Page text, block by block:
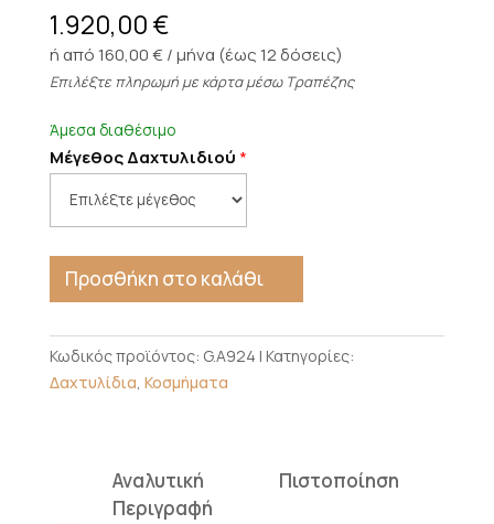
1.920,00€
ή από 160,00 € / μήνα (έως 12 δόσεις)
Επιλέξτε πληρωμή με κάρτα μέσω Τραπέζης
Άμεσα διαθέσιμο
Μέγεθος Δαχτυλιδιού *
Προσθήκη στο καλάθι
Κωδικός προϊόντος: G.A924 Κατηγορίες:
Δαχτυλίδια, Κοσμήματα
Αναλυτική
Περιγραφή
Πιστοποίηση